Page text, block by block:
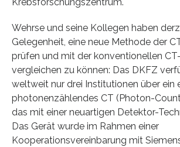
Wehrse und seine Kollegen haben
Gelegenheit, eine neue Methode der
prüfen und mit der konventionellen
vergleichen zu können: Das DKFZ
weltweit nur drei Institutionen über ein
photonenzählendes CT (Photon-
das mit einer neuartigen Detektor-
Das Gerät wurde im Rahmen einer
Kooperationsvereinbarung mit